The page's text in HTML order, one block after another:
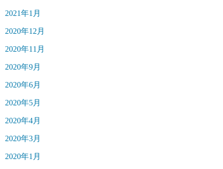
2021年1月
2020年12月
2020年11月
2020年9月
2020年6月
2020年5月
2020年4月
2020年3月
2020年1月